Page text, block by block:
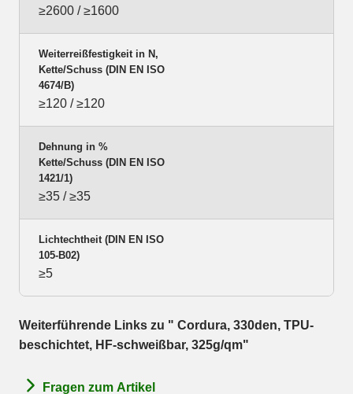
≥2600 / ≥1600
Weiterreißfestigkeit in N,
Kette/Schuss (DIN EN ISO
4674/B)
≥120 / ≥120
Dehnung in %
Kette/Schuss (DIN EN ISO
1421/1)
≥35 / ≥35
Lichtechtheit (DIN EN ISO
105-B02)
≥5
Weiterführende Links zu " Cordura, 330den, TPU-
beschichtet, HF-schweißbar, 325g/qm"
Fragen zum Artikel